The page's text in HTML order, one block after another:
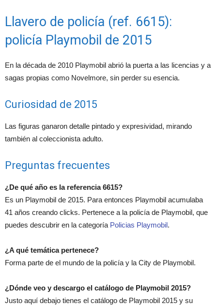
Llavero de policía (ref. 6615):
policía Playmobil de 2015
En la década de 2010 Playmobil abrió la puerta a las licencias y a
sagas propias como Novelmore, sin perder su esencia.
Curiosidad de 2015
Las figuras ganaron detalle pintado y expresividad, mirando
también al coleccionista adulto.
Preguntas frecuentes
¿De qué año es la referencia 6615?
Es un Playmobil de 2015. Para entonces Playmobil acumulaba
41 años creando clicks. Pertenece a la policía de Playmobil, que
puedes descubrir en la categoría Policias Playmobil.
¿A qué temática pertenece?
Forma parte de el mundo de la policía y la City de Playmobil.
¿Dónde veo y descargo el catálogo de Playmobil 2015?
Justo aquí debajo tienes el catálogo de Playmobil 2015 y su